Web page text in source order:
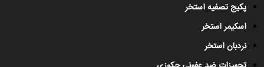
پکیج تصفیه استخر
اسکیمر استخر
نردبان استخر